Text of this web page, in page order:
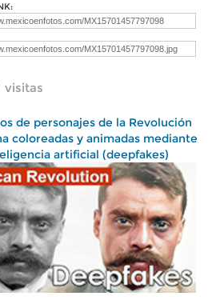
visitas
de personajes de la Revolución
coloreadas y animadas mediante
artificial (deepfakes)